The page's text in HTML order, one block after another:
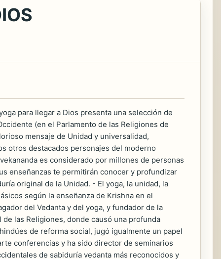
para llegar a Dios presenta una selección de
(en el Parlamento de las Religiones de
mensaje de Unidad y universalidad,
otros destacados personajes del moderno
es considerado por millones de personas
enseñanzas te permitirán conocer y profundizar
original de la Unidad. - El yoga, la unidad, la
según la enseñanza de Krishna en el
del Vedanta y del yoga, y fundador de la
las Religiones, donde causó una profunda
de reforma social, jugó igualmente un papel
conferencias y ha sido director de seminarios
de sabiduría vedanta más reconocidos y